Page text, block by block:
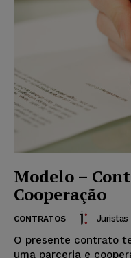
Modelo –
Cooperação
CONTRATOS Juristas
O presente contrato
uma parceria e